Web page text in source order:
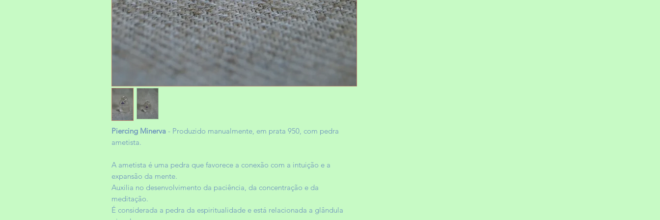
Piercing Minerva - Produzido manualmente, em prata 950, com pedra
ametista.
A ametista é uma pedra que favorece a conexão com a intuição e a
expansão da mente.
Auxilia no desenvolvimento da paciência, da concentração e da
meditação.
É considerada a pedra da espiritualidade e está relacionada a glândula